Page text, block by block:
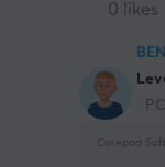
0 likes
PC
Corepad